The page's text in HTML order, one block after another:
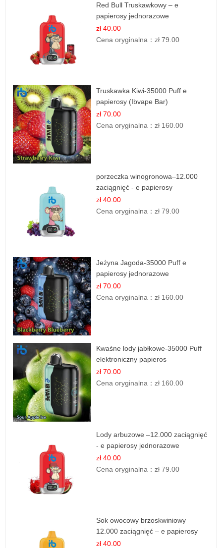
Red Bull Truskawkowy – e
papierosy jednorazowe
zł 40.00
Cena oryginalna：zł 79.00
Truskawka Kiwi-35000 Puff e
papierosy (Ibvape Bar)
zł 70.00
Cena oryginalna：zł 160.00
porzeczka winogronowa–12.000
zaciągnięć - e papierosy
zł 40.00
Cena oryginalna：zł 79.00
Jeżyna Jagoda-35000 Puff e
papierosy jednorazowe
zł 70.00
Cena oryginalna：zł 160.00
Kwaśne lody jabłkowe-35000 Puff
elektroniczny papieros
zł 70.00
Cena oryginalna：zł 160.00
Lody arbuzowe –12.000 zaciągnięć
- e papierosy jednorazowe
zł 40.00
Cena oryginalna：zł 79.00
Sok owocowy brzoskwiniowy –
12.000 zaciągnięć – e papierosy
jednorazowe
zł 40.00